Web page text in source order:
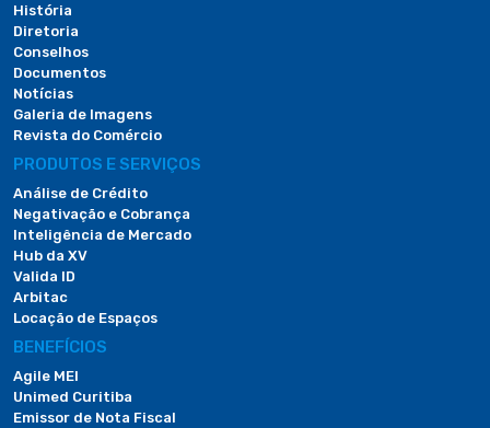
História
Diretoria
Conselhos
Documentos
Notícias
Galeria de Imagens
Revista do Comércio
PRODUTOS E SERVIÇOS
Análise de Crédito
Negativação e Cobrança
Inteligência de Mercado
Hub da XV
Valida ID
Arbitac
Locação de Espaços
BENEFÍCIOS
Agile MEI
Unimed Curitiba
Emissor de Nota Fiscal